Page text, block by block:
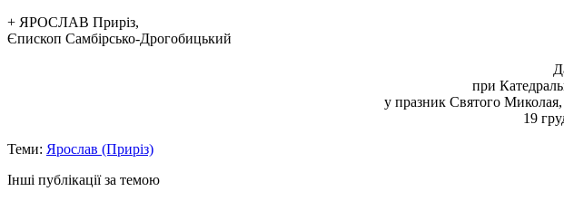
+ ЯРОСЛАВ Приріз,
Єпископ Самбірсько-Дрогобицький
при
у празник Святого
19
Теми: Ярослав (Приріз)
Інші публікації за темою